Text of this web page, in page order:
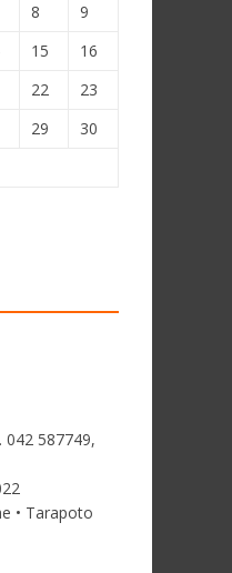
8
9
15
16
22
23
29
30
042 587749,
• Tarapoto